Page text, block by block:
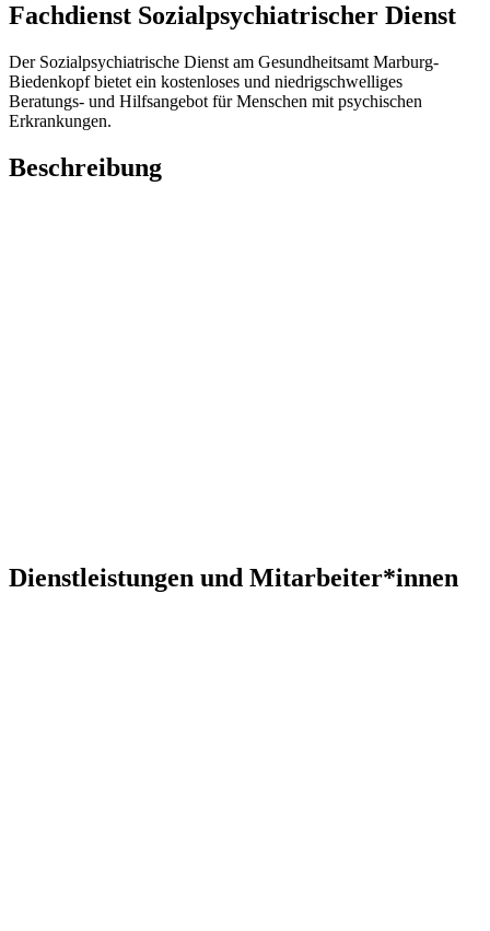
Fachdienst Sozialpsychiatrischer Dienst
Der Sozialpsychiatrische Dienst am Gesundheitsamt Marburg-
Biedenkopf bietet ein kostenloses und niedrigschwelliges
Beratungs- und Hilfsangebot für Menschen mit psychischen
Erkrankungen.
Beschreibung
Dienstleistungen und Mitarbeiter*innen